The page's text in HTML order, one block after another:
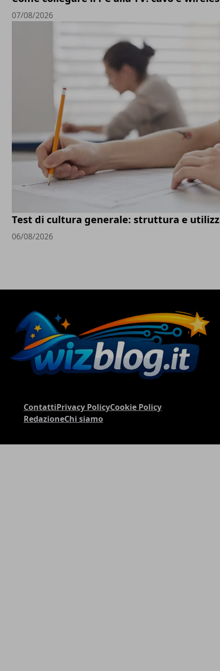
07/08/2026
Test di cultura generale: struttura e
06/08/2026
ContattiPrivacy PolicyCookie Policy
RedazioneChi siamo